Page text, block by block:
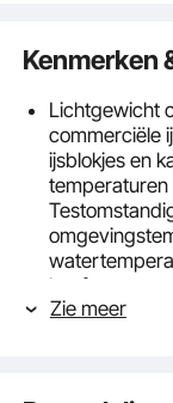
Kenmerken
Lichtgewicht
commerciële
ijsblokjes en
temperaturen
heeft een
perfect in uw
Zie meer